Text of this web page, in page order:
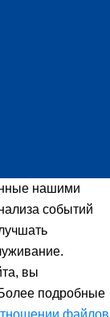
нашими
событий
вы
подробные
файлов